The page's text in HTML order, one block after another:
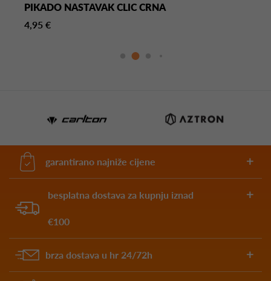
PIKADO NASTAVAK CLIC CRNA
4,95 €
garantirano najniže cijene
besplatna dostava za kupnju iznad
€100
brza dostava u hr 24/72h